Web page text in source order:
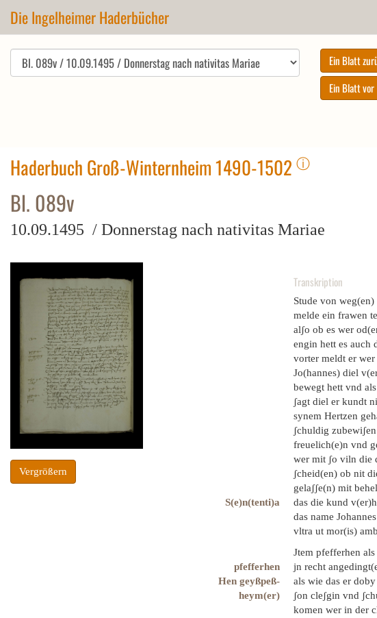
Die Ingelheimer Haderbücher
Haderbuch Groß-Winternheim 1490-1502 ⓘ
Bl. 089v
10.09.1495 / Donnerstag nach nativitas Mariae
Vergrößern
Transkription
Stude von
melde ein frawen
alʃo ob es wer
engin hett es auch
vorter meldt er
Jo(hannes) diel
bewegt hett vnd
ʃagt diel er kundt
synem Hertzen
ʃchuldig
freuelich(e)n vnd
wer mit ʃo viln die
ʃcheid(en) ob nit
gelaʃʃe(n) mit
S(e)n(tenti)a
das die kund
das name
vltra ut mor(is)
Jtem pfefferhen
pfefferhen
jn recht
Hen geyßpeß-
als wie das er
heym(er)
ʃon cleʃgin vnd
komen wer in der